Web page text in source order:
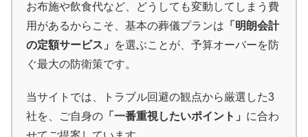
お布施や飲食代など、どうしても変動してしまう費
用があるからこそ、基本の葬儀プランは 「明朗会計
の定額サービス」
を選ぶことが、予算オーバーを防
ぐ最大の防衛策です。
当サイトでは、トラブル回避の観点から厳選した3
社を、ご自身の 「一番重視したいポイント」 に合わ